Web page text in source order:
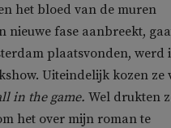
het bloed van de muren
nieuwe fase aanbreekt,
plaatsvonden, werd
Uiteindelijk kozen ze
in the game. Wel drukten
het over mijn roman te